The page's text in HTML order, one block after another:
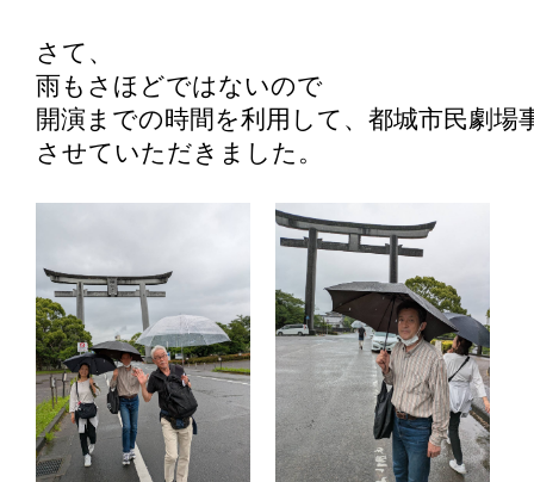
さて、
雨もさほどではないので
開演までの時間を利用して、都城市民劇場
させていただきました。